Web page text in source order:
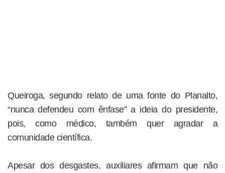
Queiroga, segundo relato de uma fonte do Planalto,
“nunca defendeu com ênfase” a ideia do presidente,
pois, como médico, também quer agradar a
comunidade científica.
Apesar dos desgastes, auxiliares afirmam que não